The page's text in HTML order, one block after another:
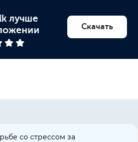
лучше
Скачать
психолога
со стрессом за